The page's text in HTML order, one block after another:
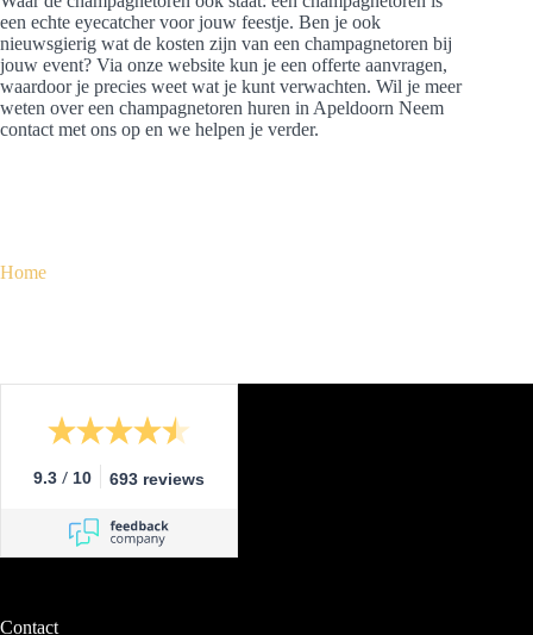
een echte eyecatcher voor jouw feestje. Ben je ook
nieuwsgierig wat de kosten zijn van een champagnetoren bij
jouw event? Via onze website kun je een offerte aanvragen,
waardoor je precies weet wat je kunt verwachten. Wil je meer
weten over een champagnetoren huren in Apeldoorn Neem
contact met ons op en we helpen je verder.
Home
9.3 / 10 693 reviews
Contact